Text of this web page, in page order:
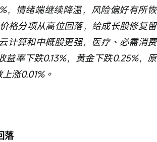
，情绪端继续降温，风险偏好有所恢
格分项从高位回落，给成长股修复留
计算和中概股更强，医疗、必需消费
益率下跌0.13%，黄金下跌0.25%，原
涨0.01%。
落